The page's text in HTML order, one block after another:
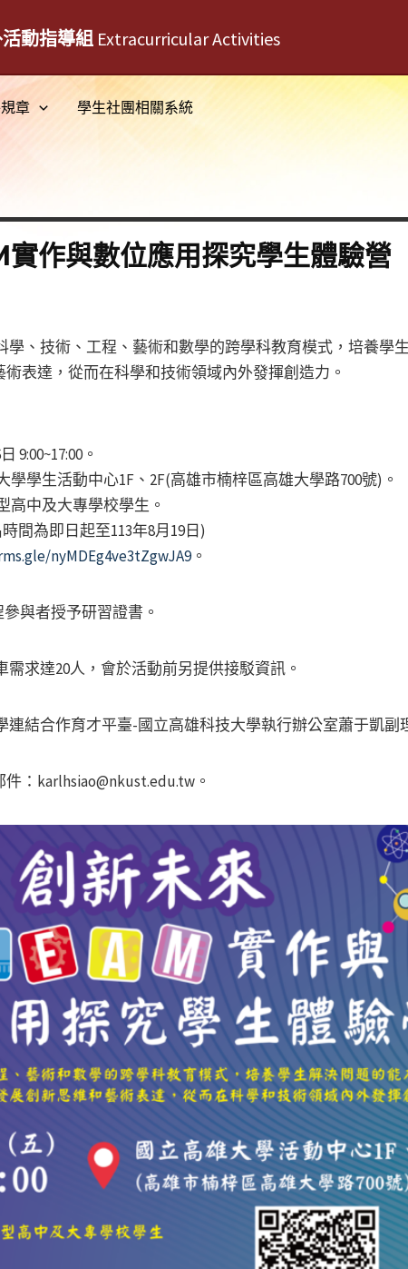
動指導組 Extracurricular Activities
章 學生社團相關系統
作與數位應用探究學生體驗營
學、技術、工程、藝術和數學的跨學科教育模式，培養學
表達，從而在科學和技術領域內外發揮創造力。
。
活動中心1F、2F(高雄市楠梓區高雄大學路700號)。
及大專學校學生。
為即日起至113年8月19日)
nyMDEg4ve3tZgwJA9。
與者授予研習證書。
求達20人，會於活動前另提供接駁資訊。
連結合作育才平臺-國立高雄科技大學執行辦公室蕭于凱副
件：karlhsiao@nkust.edu.tw。